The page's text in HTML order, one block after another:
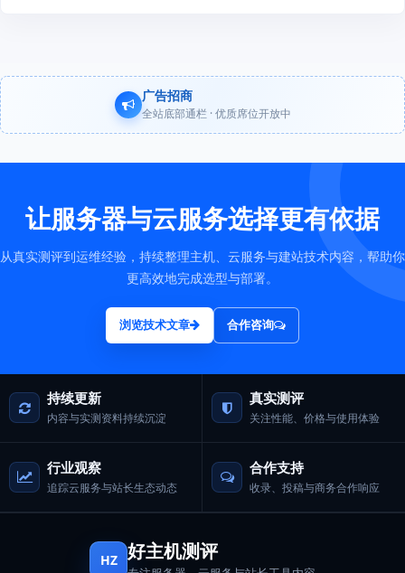
广告招商
全站底部通栏 · 优质席位开放中
让服务器与云服务选择更有依据
从真实测评到运维经验，持续整理主机、云服务与建站技术内容，帮助你
更高效地完成选型与部署。
浏览技术文章 合作咨询
持续更新
内容与实测资料持续沉淀
真实测评
关注性能、价格与使用体验
行业观察
追踪云服务与站长生态动态
合作支持
收录、投稿与商务合作响应
HZ 好主机测评